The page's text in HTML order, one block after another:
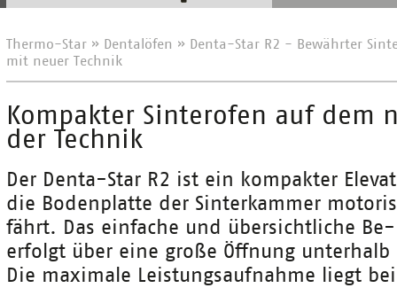
Thermo-Star » Dentalöfen » Denta-Star R2 - Bewährter
mit neuer Technik
Kompakter Sinterofen auf dem
der Technik
Der Denta-Star R2 ist ein kompakter
die Bodenplatte der Sinterkammer
fährt. Das einfache und übersichtliche
erfolgt über eine große Öffnung unterhalb
Die maximale Leistungsaufnahme liegt